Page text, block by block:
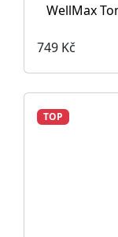
WellMax
749 Kč
TOP